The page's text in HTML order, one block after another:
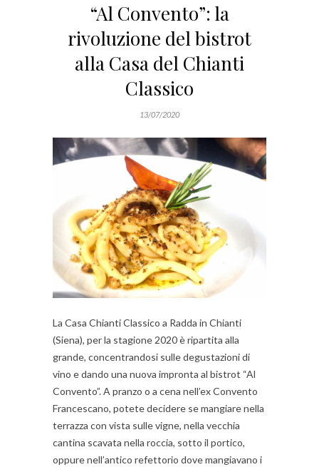
“Al Convento”: la
rivoluzione del bistrot
alla Casa del Chianti
Classico
13/07/2020
La Casa Chianti Classico a Radda in Chianti
(Siena), per la stagione 2020 è ripartita alla
grande, concentrandosi sulle degustazioni di
vino e dando una nuova impronta al bistrot “Al
Convento”. A pranzo o a cena nell’ex Convento
Francescano, potete decidere se mangiare nella
terrazza con vista sulle vigne, nella vecchia
cantina scavata nella roccia, sotto il portico,
oppure nell’antico refettorio dove mangiavano i